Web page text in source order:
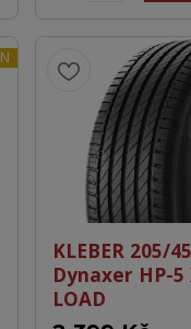
KLEBER 205/
Dynaxer HP-5
LOAD